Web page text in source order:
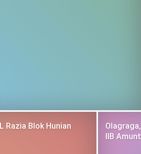
Razia Blok Hunian
IIB